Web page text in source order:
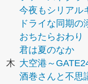
今夜もシリアル
ドライな同期の
おちたらおわり
君は夏のなか
木 大空港～
酒巻さんと不思